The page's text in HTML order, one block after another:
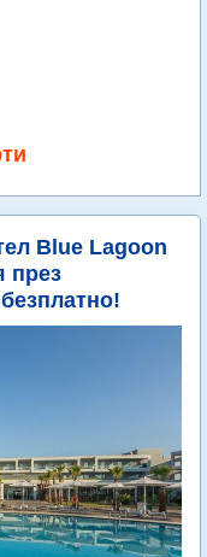
Blue Lagoon
през